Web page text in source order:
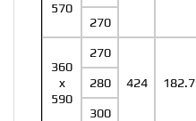
570
270
360
x
590
270
424 182.7
280
300